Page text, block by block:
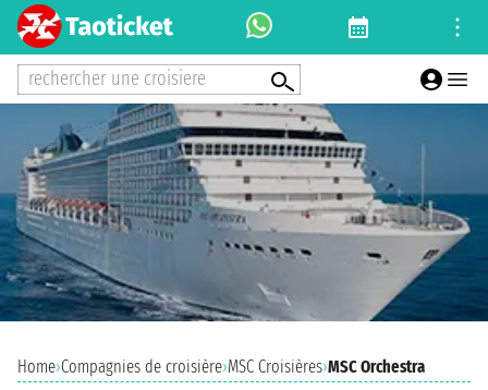
rechercher une croisiere
Home›Compagnies de croisière›MSC Croisières›MSC Orchestra